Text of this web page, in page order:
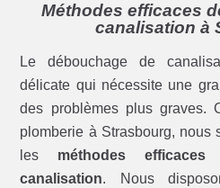
Méthodes efficaces
canalisation à
Le débouchage de
délicate qui nécessite une
des problèmes plus graves.
plomberie à Strasbourg, nous
les méthodes
canalisation. Nous